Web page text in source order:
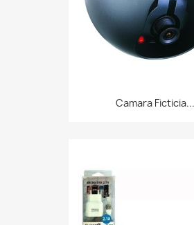
Camara Ficticia...